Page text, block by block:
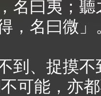
名曰夷；
，名曰微」
到、捉摸
可能，亦